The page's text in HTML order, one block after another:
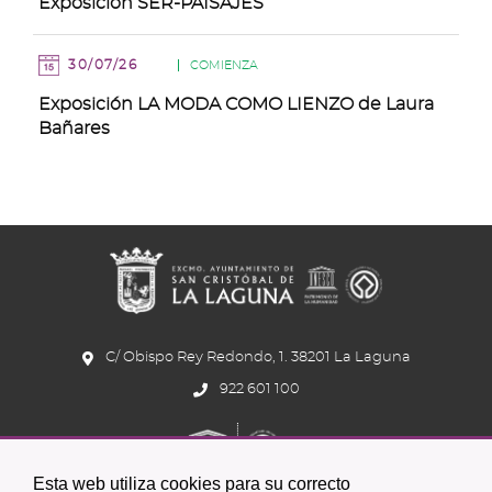
Esta web utiliza cookies para su correcto
30/07/26 COMIENZA
Exposición LA MODA COMO LIENZO de Laura
Bañares
C/ Obispo Rey Redondo, 1. 38201 La Laguna
922 601 100